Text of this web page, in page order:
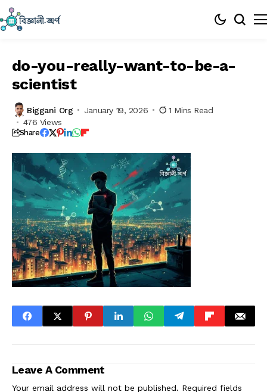
do-you-really-want-to-be-a-
scientist
Biggani Org January 19, 2026
1 Mins Read
476 Views
Share
Leave A Comment
Your email address will not be published. Required fields